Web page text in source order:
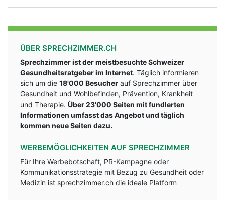
ÜBER SPRECHZIMMER.CH
Sprechzimmer ist der meistbesuchte Schweizer
Gesundheitsratgeber im Internet. Täglich informieren
sich um die 18'000 Besucher auf Sprechzimmer über
Gesundheit und Wohlbefinden, Prävention, Krankheit
und Therapie. Über 23'000 Seiten mit fundlerten
Informationen umfasst das Angebot und täglich
kommen neue Seiten dazu.
WERBEMÖGLICHKEITEN AUF SPRECHZIMMER
Für Ihre Werbebotschaft, PR-Kampagne oder
Kommunikationsstrategie mit Bezug zu Gesundheit oder
Medizin ist sprechzimmer.ch die ideale Platform